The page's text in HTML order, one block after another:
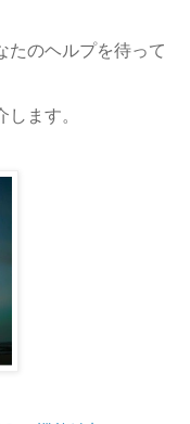
たのヘルプを待って
ます。